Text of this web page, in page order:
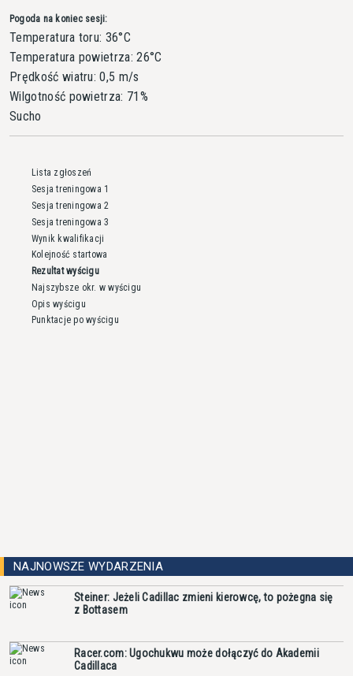
Pogoda na koniec sesji:
Temperatura toru: 36°C
Temperatura powietrza: 26°C
Prędkość wiatru: 0,5 m/s
Wilgotność powietrza: 71%
Sucho
Lista zgłoszeń
Sesja treningowa 1
Sesja treningowa 2
Sesja treningowa 3
Wynik kwalifikacji
Kolejność startowa
Rezultat wyścigu
Najszybsze okr. w wyścigu
Opis wyścigu
Punktacje po wyścigu
NAJNOWSZE WYDARZENIA
Steiner: Jeżeli Cadillac zmieni kierowcę, to pożegna się
z Bottasem
Racer.com: Ugochukwu może dołączyć do Akademii
Cadillaca